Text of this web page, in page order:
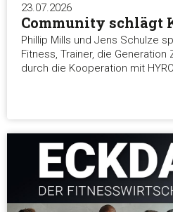
23.07.2026
Community schlägt
Phillip Mills und Jens Schulze
Fitness, Trainer, die Generation
durch die Kooperation mit